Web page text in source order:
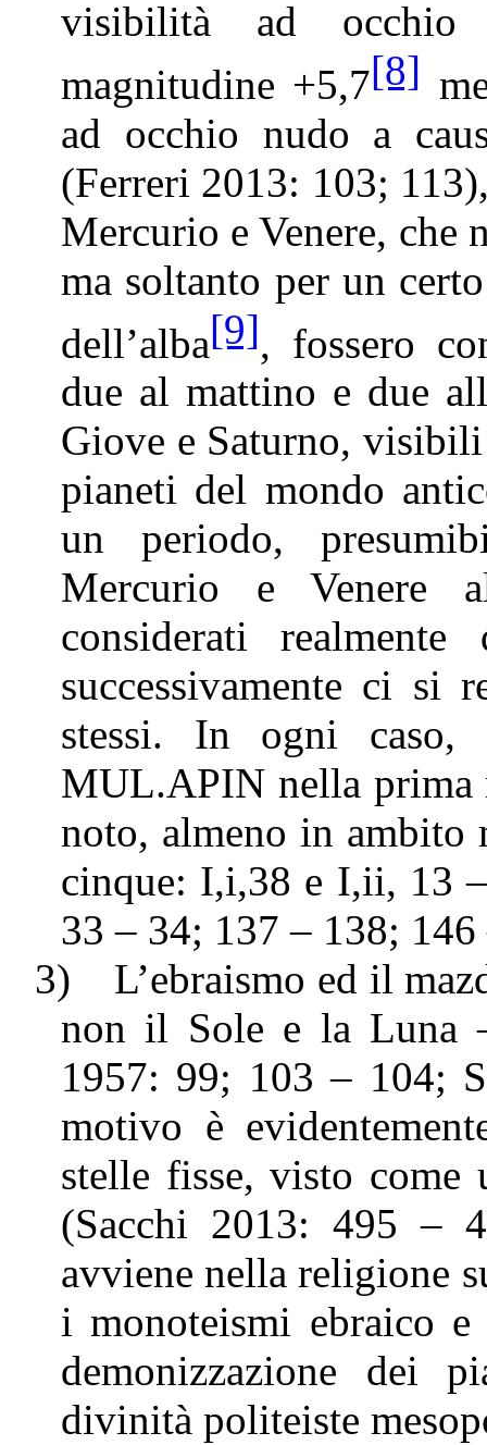
visibilità ad occhio
magnitudine +5,7[8]
ad occhio nudo a
(Ferreri 2013: 103;
Mercurio e Venere,
ma soltanto per un
dell’alba[9], fossero
due al mattino e due
Giove e Saturno,
pianeti del mondo
un periodo,
Mercurio e Venere
considerati
successivamente ci si
stessi. In ogni caso,
MUL.APIN nella prima
noto, almeno in ambito
cinque: I,i,38 e I,ii, 13
33 – 34; 137 – 138;
3)
L’ebraismo ed il
non il Sole e la Luna
1957: 99; 103 – 104;
motivo è
stelle fisse, visto come
(Sacchi 2013: 495 –
avviene nella religione
i monoteismi ebraico e
demonizzazione dei
divinità politeiste